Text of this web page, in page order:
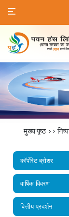
मुख्य पृष्ठ >>
कॉर्पोरेट ब्रोशर
वार्षिक विवरण
वित्तीय प्रदर्शन